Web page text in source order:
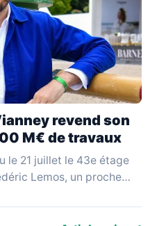
revend son
M€ de travaux
le 21 juillet le 43e étage
Lemos, un proche